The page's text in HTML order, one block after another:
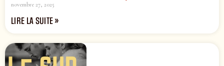
novembre 27, 2025
LIRE LA SUITE »